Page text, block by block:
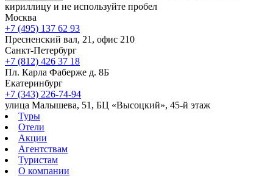
кириллицу и не используйте пробел
Москва
+7 (495) 137 62 93
Пресненский вал, 21, офис 210
Санкт-Петербург
+7 (812) 426 37 18
Пл. Карла Фаберже д. 8Б
Екатеринбург
+7 (343) 226-74-94
улица Малышева, 51, БЦ «Высоцкий», 45-й этаж
Туры
Отели
Акции
Агентствам
Туристам
О компании